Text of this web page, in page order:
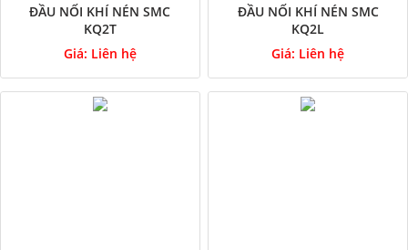
ĐẦU NỐI KHÍ NÉN SMC
KQ2T
Giá: Liên hệ
ĐẦU NỐI KHÍ NÉN SMC
KQ2L
Giá: Liên hệ